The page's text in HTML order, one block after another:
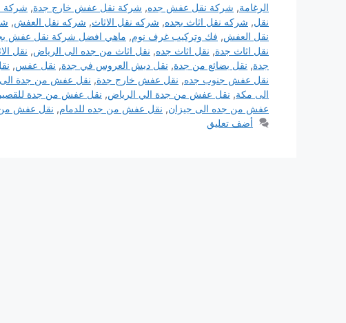
الرغامة, شركة نقل عفش جده, شركة نقل عفش خارج جدة, شركة
نقل, شركه نقل اثاث بجده, شركه نقل الاثاث, شركه نقل العفش,
نقل العفش, فك وتركيب غرف نوم, ماهي افضل شركة نقل عفش
نقل اثاث جدة, نقل اثاث جده, نقل اثاث من جده الى الرياض, نقل
جدة, نقل بضائع من جدة, نقل دبش العروس في جدة, نقل عفس,
نقل عفش جنوب جده, نقل عفش خارج جدة, نقل عفش من جدة الى
الى مكة, نقل عفش من جدة الي الرياض, نقل عفش من جدة
عفش من جده الى جيزان, نقل عفش من جده للدمام, نقل عفش
أضف تعليق